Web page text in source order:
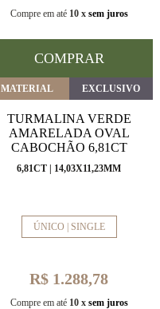
Compre em até 10 x sem juros
COMPRAR
MATERIAL EXCLUSIVO
TURMALINA VERDE
AMARELADA OVAL
CABOCHÃO 6,81CT
6,81CT | 14,03X11,23MM
ÚNICO | SINGLE
R$ 1.288,78
Compre em até 10 x sem juros